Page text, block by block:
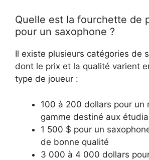
Quelle est la fourchette de
pour un saxophone ?
Il existe plusieurs catégories de
dont le prix et la qualité varient
type de joueur :
100 à 200 dollars pour un
gamme destiné aux
1 500 $ pour un
de bonne qualité
3 000 à 4 000 dollars